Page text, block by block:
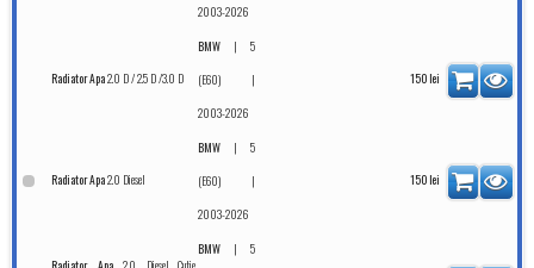
2003-2026
Radiator Apa2.0 D / 2.5 D /3.0 D
BMW |5
(E60) |
2003-2026
150 lei
Radiator Apa2.0 Diesel
BMW |5
(E60) |
2003-2026
150 lei
BMW |5